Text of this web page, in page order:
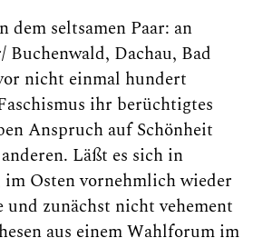
dem seltsamen Paar: an
Buchenwald, Dachau, Bad
nicht einmal hundert
ihr berüchtigtes
Anspruch auf Schönheit
Läßt es sich in
Osten vornehmlich wieder
und zunächst nicht vehement
aus einem Wahlforum im